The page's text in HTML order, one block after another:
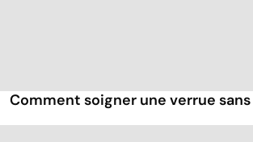
Comment soigner une verrue